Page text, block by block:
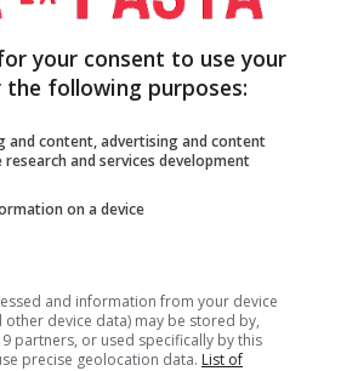
your consent to use your
following purposes:
and content, advertising and content
and services development
on a device
and information from your device
device data) may be stored by,
partners, or used specifically by this
precise geolocation data. List of